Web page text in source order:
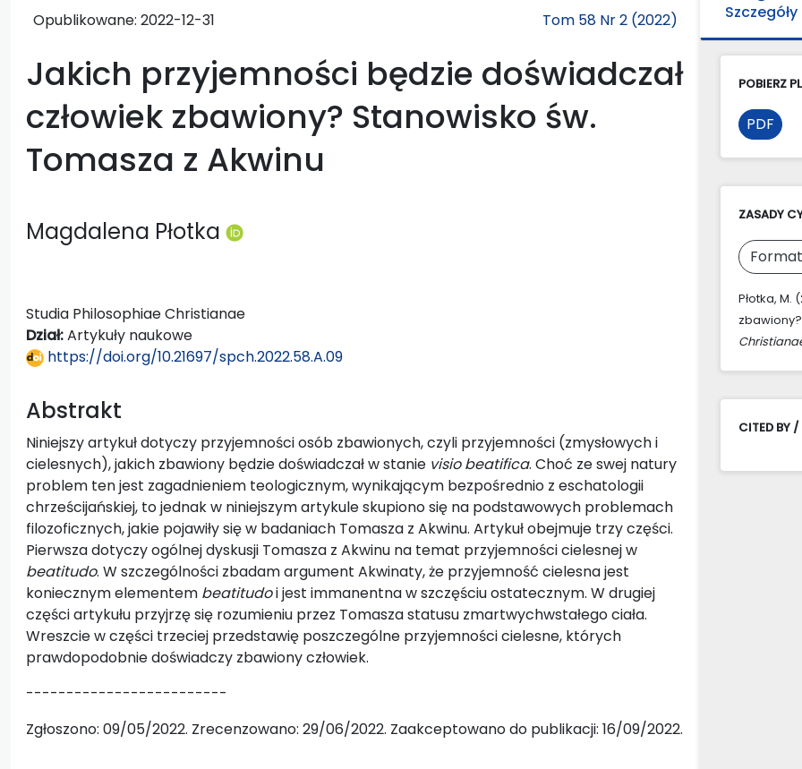
Opublikowane: 2022-12-31 Tom 58 Nr 2 (2022)
Jakich przyjemności będzie doświadczał
człowiek zbawiony? Stanowisko św.
Tomasza z Akwinu
Magdalena Płotka
Studia Philosophiae Christianae
Dział:Artykuły naukowe
https://doi.org/10.21697/spch.2022.58.A.09
Abstrakt
Niniejszy artykuł dotyczy przyjemności osób zbawionych, czyli przyjemności (zmysłowych i
cielesnych), jakich zbawiony będzie doświadczał w stanie visio beatifica. Choć ze swej natury
problem ten jest zagadnieniem teologicznym, wynikającym bezpośrednio z eschatologii
chrześcijańskiej, to jednak w niniejszym artykule skupiono się na podstawowych problemach
filozoficznych, jakie pojawiły się w badaniach Tomasza z Akwinu. Artykuł obejmuje trzy części.
Pierwsza dotyczy ogólnej dyskusji Tomasza z Akwinu na temat przyjemności cielesnej w
beatitudo. W szczególności zbadam argument Akwinaty, że przyjemność cielesna jest
koniecznym elementem beatitudoi jest immanentna w szczęściu ostatecznym. W drugiej
części artykułu przyjrzę się rozumieniu przez Tomasza statusu zmartwychwstałego ciała.
Wreszcie w części trzeciej przedstawię poszczególne przyjemności cielesne, których
prawdopodobnie doświadczy zbawiony człowiek.
-------------------------
Zgłoszono: 09/05/2022. Zrecenzowano: 29/06/2022. Zaakceptowano do publikacji: 16/09/2022.
Szczegóły
POBIERZ
PDF
ZASADY
Płotka,
CITED BY /